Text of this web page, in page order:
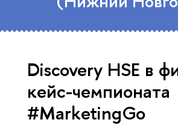
Discovery HSE в
кейс-чемпионата
#MarketingGo